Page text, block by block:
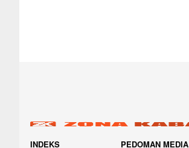
INDEKS PEDOMAN MEDIA